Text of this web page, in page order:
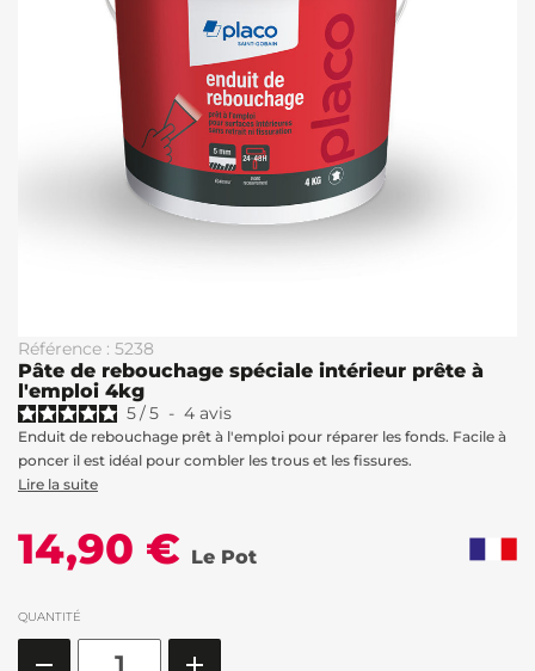
Référence : 5238
Pâte de rebouchage spéciale intérieur prête à
l'emploi 4kg
5/5 - 4 avis
Enduit de rebouchage prêt à l'emploi pour réparer les fonds. Facile à
poncer il est idéal pour combler les trous et les fissures.
Lire la suite
14,90 € Le Pot
QUANTITÉ